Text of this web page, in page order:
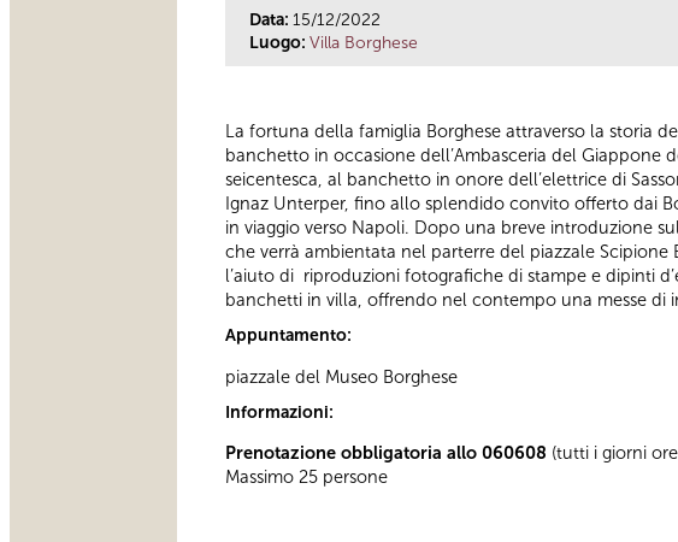
Data: 15/12/2022
Luogo: Villa Borghese
La fortuna della famiglia Borghese attraverso la storia
banchetto in occasione dell’Ambasceria del Giappone
seicentesca, al banchetto in onore dell’elettrice di
Ignaz Unterper, fino allo splendido convito offerto dai
in viaggio verso Napoli. Dopo una breve introduzione
che verrà ambientata nel parterre del piazzale Scipione
l’aiuto di riproduzioni fotografiche di stampe e dipinti
banchetti in villa, offrendo nel contempo una messe
Appuntamento:
piazzale del Museo Borghese
Informazioni:
Prenotazione obbligatoria allo 060608 (tutti i giorni
Massimo 25 persone